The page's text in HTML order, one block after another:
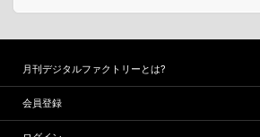
月刊デジタルファクトリーとは?
会員登録